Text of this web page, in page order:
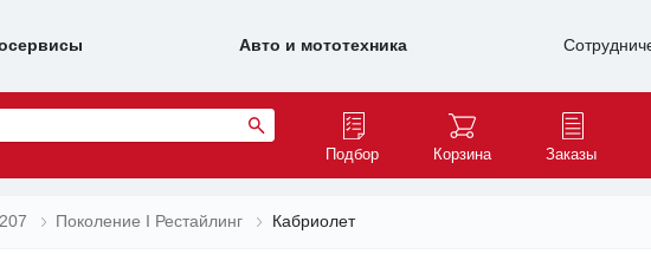
Авто и мототехника
Подбор Корзина Заказы
207 Поколение I Рестайлинг Кабриолет